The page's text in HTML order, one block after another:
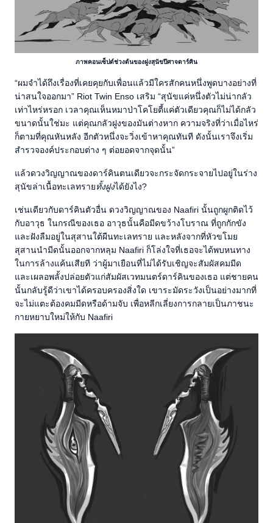
ภาพคอนเซ็ปต์ช่วงต้นของฝูงสุนัขปีศาจดาร์คิน
“ผมจำได้ถึงเรื่องที่เคยคุยกับเพื่อนแล้วมีใครสักคนหนึ่งพูดบางอย่างที่
น่าสนใจออกมา” Riot Twin Enso เสริม “สุนัขแค่หนึ่งตัวไม่น่ากลัว
เท่าไหร่หรอก เวลาคุณเห็นหมาป่าโคโยตี้แค่ตัวเดียวคุณก็ไม่ได้กลัว
ขนาดนั้นใช่มะ แต่คุณกลัวฝูงของมันต่างหาก ความจริงที่ว่าเมื่อไหร่
ก็ตามที่คุณหันหลัง อีกตัวหนึ่งจะวิ่งเข้าหาคุณทันที ดังนั้นเราจึงเริ่ม
สำรวจองค์ประกอบต่าง ๆ ต่อยอดจากจุดนั้น”
แล้วดวงวิญญาณของดาร์คินตนเดียวจะกระจัดกระจายไปอยู่ในร่าง
สุนัขล่าเนื้อทะเลทรายทั้งฝูงได้ยังไง?
เช่นเดียวกับดาร์คินตัวอื่น ดวงวิญญาณของ Naafiri นั้นถูกผูกติดไว้
กับอาวุธ ในกรณีของเธอ อาวุธนั้นคือมีดขว้างโบราณ ที่ถูกกักขัง
และฝังลืมอยู่ในสุสานใต้ผืนทะเลทราย และหลังจากที่หัวขโมย
สุสานนำมีดนั้นออกจากหลุม Naafiri ก็โล่งใจที่เธอจะได้พบหนทาง
ในการล้างแค้นเสียที ว่าผู้มาเยือนที่ไม่ได้รับเชิญจะสัมผัสคมมีด
และเผลอพลั้งปล่อยตัวแก่สัมผัสเวทมนตร์ดาร์คินของเธอ แต่ชายคน
นั้นกลับรู้ดีว่าเขาได้ครอบครองสิ่งใด เขาระมัดระวังเป็นอย่างมากที่
จะไม่แตะต้องคมมีดหรือด้ามจับ เพื่อหลีกเลี่ยงการกลายเป็นภาชนะ
กายหยาบใหม่ให้กับ Naafiri